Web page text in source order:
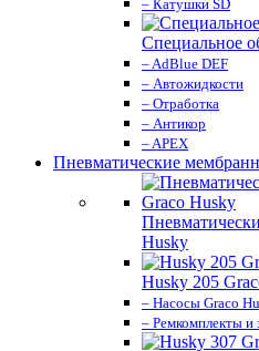
– Катушки SD
Специальное
– AdBlue DEF
– Автожидкости
– Отработка
– Антикор
– APEX
Пневматические
Husky
Husky 205
– Насосы Graco
– Ремкомплекты и